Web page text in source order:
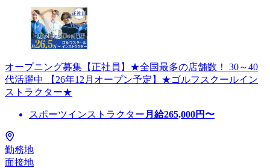
オープニング募集【正社員】★全国最多の店舗数！ 30～40
代活躍中 【26年12月オープン予定】★ゴルフスクールイン
ストラクター★
スポーツインストラクター 月給265,000円〜
勤務地
面接地